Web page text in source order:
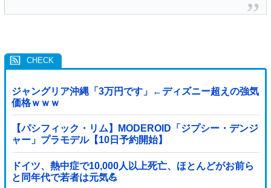
ジャングリア沖縄「3万円です」←ディズニー超えの強気
価格ｗｗｗ
【パシフィック・リム】MODEROID「ジプシー・デンジ
ャー」プラモデル【10日予約開始】
ドイツ、熱中症で10,000人以上死亡、ほとんどがお前ら
と同年代で若者は元気💪